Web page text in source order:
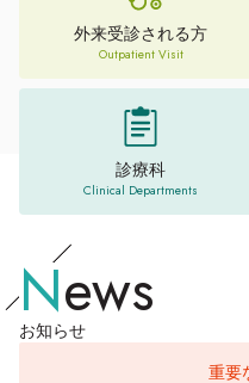
外来受診される方
Outpatient Visit
診療科
Clinical Departments
News
お知らせ
重要